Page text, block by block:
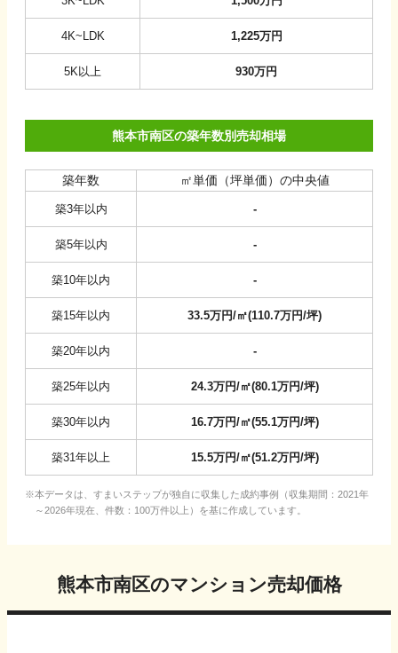
4K~LDK 1,225万円
5K以上 930万円
熊本市南区の築年数別売却相場
築年数 ㎡単価（坪単価）の中央値
築3年以内 -
築5年以内 -
築10年以内 -
築15年以内 33.5万円/㎡(110.7万円/坪)
築20年以内 -
築25年以内 24.3万円/㎡(80.1万円/坪)
築30年以内 16.7万円/㎡(55.1万円/坪)
築31年以上 15.5万円/㎡(51.2万円/坪)
本データは、すまいステップが独自に収集した成約事例（収集期間：2021年
～2026年現在、件数：100万件以上）を基に作成しています。
熊本市南区のマンション売却価格